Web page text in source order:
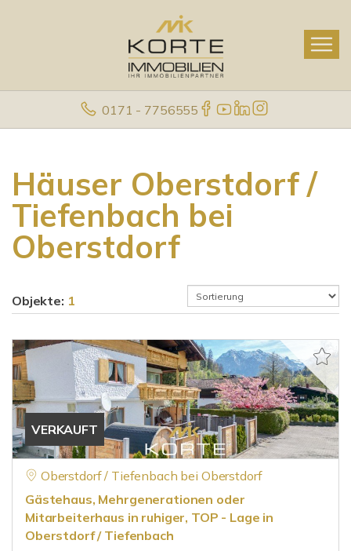
0171 - 7756555
Häuser Oberstdorf /
Tiefenbach bei
Oberstdorf
Objekte: 1
VERKAUFT
Oberstdorf / Tiefenbach bei Oberstdorf
Gästehaus, Mehrgenerationen oder
Mitarbeiterhaus in ruhiger, TOP - Lage in
Oberstdorf / Tiefenbach